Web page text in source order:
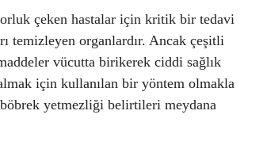
çeken hastalar için kritik bir tedavi
temizleyen organlardır. Ancak çeşitli
vücutta birikerek ciddi sağlık
için kullanılan bir yöntem olmakla
yetmezliği belirtileri meydana